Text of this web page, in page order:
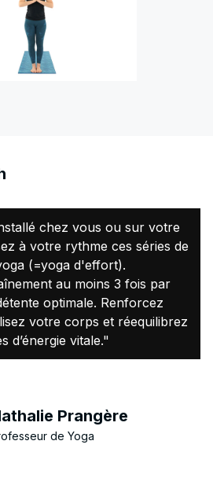
chez vous ou sur votre
à votre rythme ces séries de
(=yoga d'effort).
au moins 3 fois par
optimale. Renforcez
votre corps et réequilibrez
d’énergie vitale."
Prangère
de Yoga